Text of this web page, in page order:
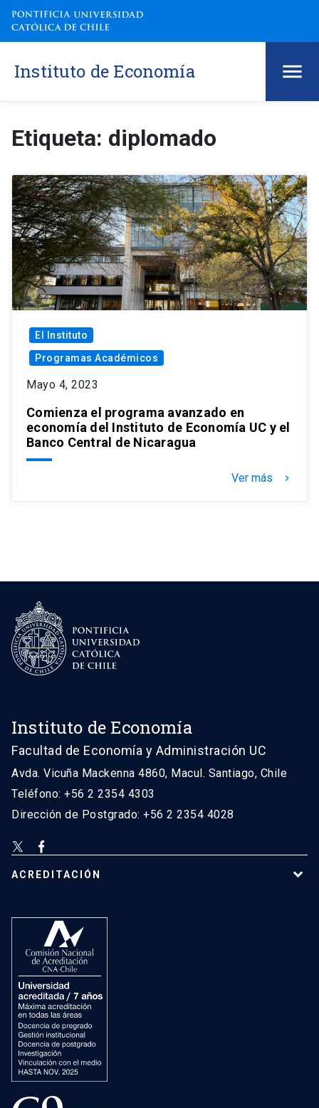
Instituto de Economía
Etiqueta: diplomado
El Instituto
Programas Académicos
Mayo 4, 2023
Comienza el programa avanzado en
economía del Instituto de Economía UC y el
Banco Central de Nicaragua
Ver más keyboard_arrow_right
Instituto de Economía
Facultad de Economía y Administración UC
Avda. Vicuña Mackenna 4860, Macul. Santiago, Chile
Teléfono: +56 2 2354 4303
Dirección de Postgrado: +56 2 2354 4028
ACREDITACIÓN